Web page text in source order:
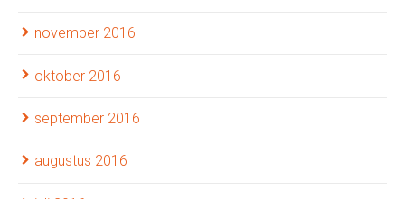
november 2016
oktober 2016
september 2016
augustus 2016